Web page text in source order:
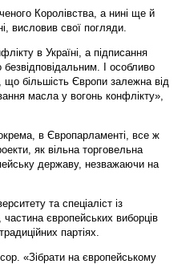
Королівства, а нині ще й
висловив свої погляди.
в Україні, а підписання
І особливо
більшість Європи залежна від
масла у вогонь конфлікту»,
в Європарламенті, все ж
як вільна торговельна
державу, незважаючи на
та спеціаліст із
європейських виборців
партіях.
«Зібрати на європейському